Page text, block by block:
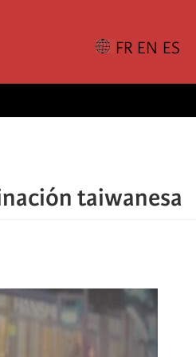
taiwanesa